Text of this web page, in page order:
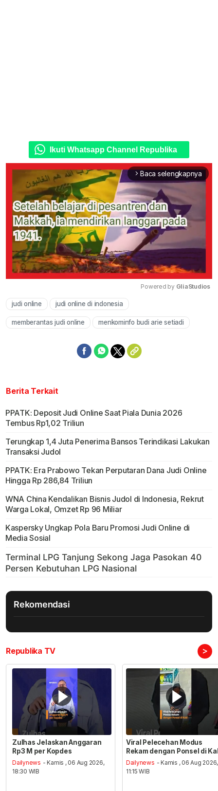
Ikuti Whatsapp Channel Republika
arrow_forward_ios Baca selengkapnya
Powered by GliaStudios
judi online judi online di indonesia
memberantas judi online menkominfo budi arie setiadi
Berita Terkait
PPATK: Deposit Judi Online Saat Piala Dunia 2026
Tembus Rp1,02 Triliun
Terungkap 1,4 Juta Penerima Bansos Terindikasi Lakukan
Transaksi Judol
PPATK: Era Prabowo Tekan Perputaran Dana Judi Online
Hingga Rp 286,84 Triliun
WNA China Kendalikan Bisnis Judol di Indonesia, Rekrut
Warga Lokal, Omzet Rp 96 Miliar
Kaspersky Ungkap Pola Baru Promosi Judi Online di
Media Sosial
Rekomendasi
Republika TV >
Zulhas Jelaskan Anggaran
Rp3 M per Kopdes
Dailynews - Kamis , 06 Aug 2026,
18:30 WIB
Viral Pelecehan Modus
Rekam dengan Ponsel di
Dailynews - Kamis , 06 Aug 2026,
11:15 WIB